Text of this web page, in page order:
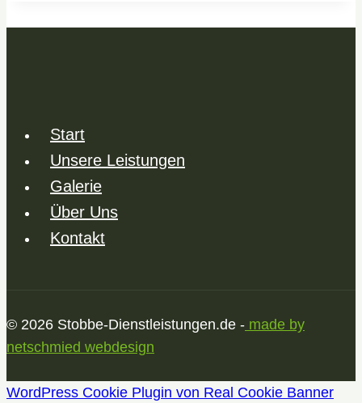
Start
Unsere Leistungen
Galerie
Über Uns
Kontakt
© 2026 Stobbe-Dienstleistungen.de - made by
netschmied webdesign
WordPress Cookie Plugin von Real Cookie Banner